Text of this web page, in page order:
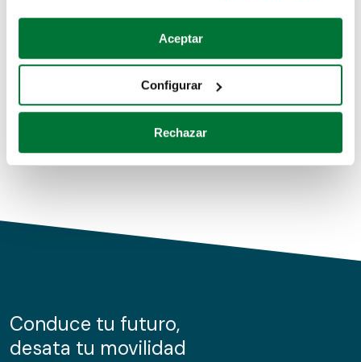
Si lo permite, también quisiéramos:
Recopilar información sobre su ubicación geográfica
Identificar su dispositivo analizándolo activamente
para buscar características específicas (huellas
Obtenga más información sobre cómo se procesan sus
de cookies.
información sobre el uso que haga del sitio web con
nuestros partners de redes sociales, publicidad y análisis
Aceptar
Configurar
Rechazar
Coches de segunda mano
Coches de km0
Conduce tu futuro,
desata tu movilidad